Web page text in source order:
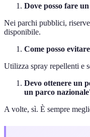
Dove posso fare
Nei parchi pubblici,
disponibile.
Come posso
Utilizza spray repellenti e
Devo ottenere un
un parco
A volte, sì. È sempre